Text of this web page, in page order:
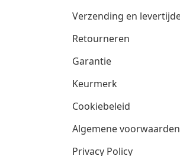
Verzending en
Retourneren
Garantie
Keurmerk
Cookiebeleid
Algemene voorwaarden
Privacy Policy